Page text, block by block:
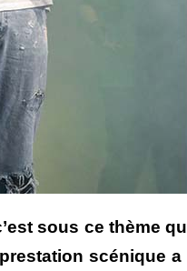
sous ce thème
scénique